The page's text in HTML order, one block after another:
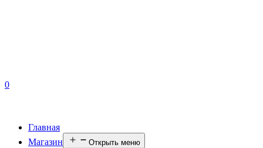
0
Главная
Магазин
Открыть меню